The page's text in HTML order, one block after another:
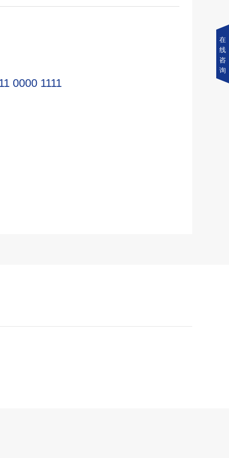
0000 1111
在
线
咨
询